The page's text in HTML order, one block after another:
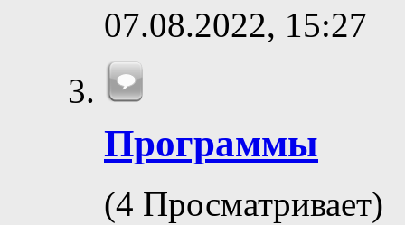
07.08.2022, 15:27
Программы
(4 Просматривает)